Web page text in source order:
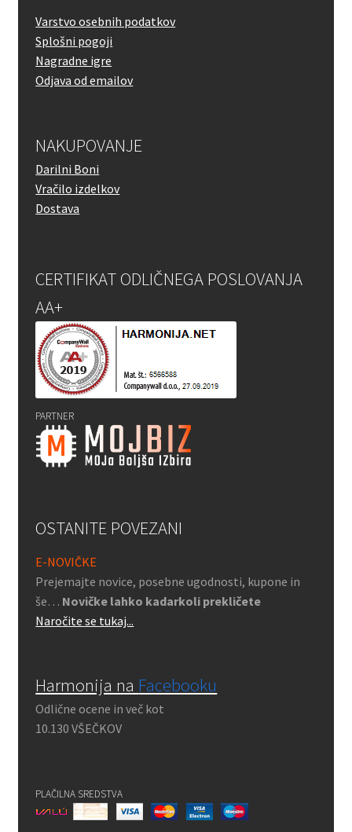
Varstvo osebnih podatkov
Splošni pogoji
Nagradne igre
Odjava od emailov
NAKUPOVANJE
Darilni Boni
Vračilo izdelkov
Dostava
CERTIFIKAT ODLIČNEGA POSLOVANJA
AA+
PARTNER
OSTANITE POVEZANI
E-NOVIČKE
Prejemajte novice, posebne ugodnosti, kupone in
še… Novičke lahko kadarkoli prekličete
Naročite se tukaj...
Harmonija na Facebooku
Odlične ocene in več kot
10.130 VŠEČKOV
PLAČILNA SREDSTVA